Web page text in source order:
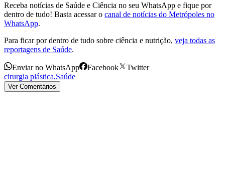
Receba notícias de Saúde e Ciência no seu WhatsApp e fique por
dentro de tudo! Basta acessar o canal de notícias do Metrópoles no
WhatsApp.
Para ficar por dentro de tudo sobre ciência e nutrição, veja todas as
reportagens de Saúde.
Enviar no WhatsApp Facebook
Twitter
cirurgia plástica,Saúde
Ver Comentários